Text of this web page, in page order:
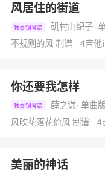
风居住的街道
独奏钢琴谱 矶村由纪子·
不规则的风 制谱 4吉他
你还要我怎样
独奏钢琴谱 薛之谦· 单曲版
风吹花落花倚风 制谱 4
美丽的神话